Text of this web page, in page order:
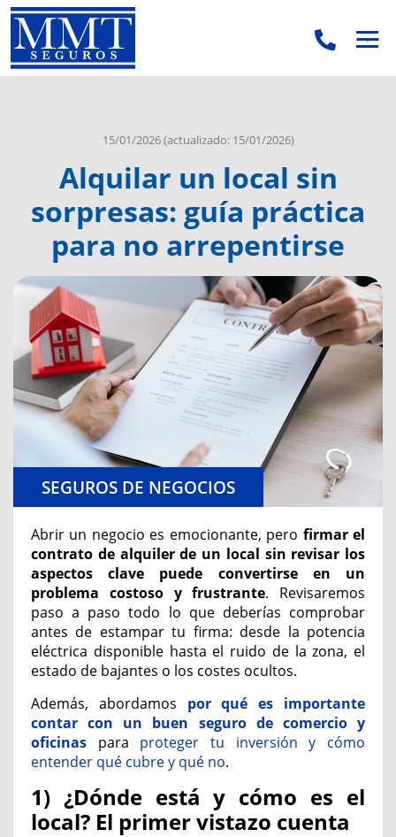
..
15/01/2026(actualizado: 15/01/2026)
Alquilar un local sin
sorpresas: guía práctica
para no arrepentirse
SEGUROS DE NEGOCIOS
Abrir un negocio es emocionante, pero firmar el
contrato de alquiler de un local sin revisar los
aspectos clave puede convertirse en un
problema costoso y frustrante. Revisaremos
paso a paso todo lo que deberías comprobar
antes de estampar tu firma: desde la potencia
eléctrica disponible hasta el ruido de la zona, el
estado de bajantes o los costes ocultos.
Además, abordamos por qué es importante
contar con un buen segurode comercio y
oficinas para proteger tu inversión y cómo
entender qué cubre y qué no.
1) ¿Dónde está y cómo es el
local? El primer vistazo cuenta